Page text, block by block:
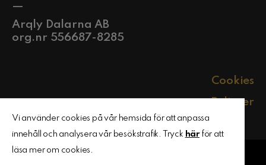
—
Arqly Dalarna AB
org.nr 556687-8285
Cookies
Policyer
Vi använder cookies på vår hemsida för att anpassa
innehåll och analysera vår besökstrafik. Tryck härför att
läsa mer om cookies.